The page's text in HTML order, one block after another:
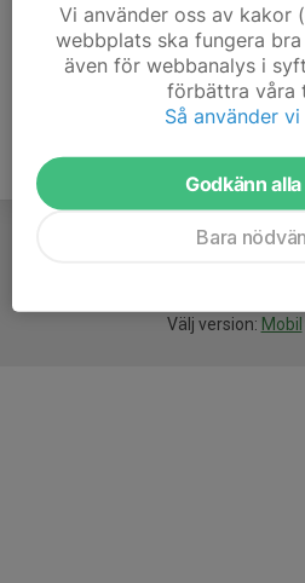
Välj version: Mobil
Vi använder oss av kakor
webbplats ska fungera
även för webbanalys i
förbättra våra
Så använder
Godkänn
Bara